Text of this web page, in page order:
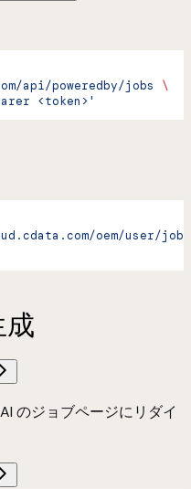
api/poweredby/jobs
\
<token>'
oem/user/
のジョブページにリダイ